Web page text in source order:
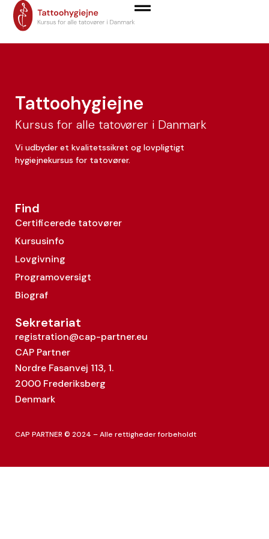
Victoria Hounisen
Tattoohygiejne
Kursus for alle tatovører i Danmark
Vi udbyder et kvalitetssikret og lovpligtigt
hygiejnekursus for tatovører.
Find
Certificerede tatovører
Kursusinfo
Lovgivning
Programoversigt
Biograf
Sekretariat
registration@cap-partner.eu
CAP Partner
Nordre Fasanvej 113, 1.
2000 Frederiksberg
Denmark
CAP PARTNER © 2024 – Alle rettigheder forbeholdt